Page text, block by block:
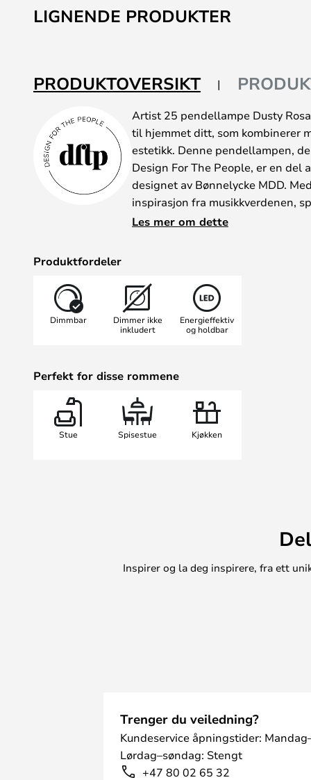
til
begynnelsen
LIGNENDE PRODUKTER
PRODUKTOVERSIKT
Artist 25 pendellampe Dusty
til hjemmet ditt, som kombinerer
estetikk. Denne pendellampen,
Design For The People, er en
designet av Bønnelycke MDD.
inspirasjon fra musikkverdenen,
trommesett, gir denne lampen
høyde på 6,0 cm og en diameter
henge over spisebordet, i stuen
inngangspartiet.
Les mer om dette
Produktfordeler
Dimmbar
Dimmer ikke
inkludert
Energieffektiv
og holdbar
Perfekt for disse rommene
Stue Spisestue Kjøkken
Inspirer og la deg inspirere, fra ett
Trenger du veiledning?
Kundeservice åpningstider:
Lørdag–søndag: Stengt
+47 80 02 65 32